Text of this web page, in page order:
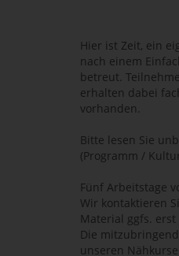
Hier ist Zeit, ein
nach einem
betreut.
erhalten dabei
vorhanden.
Bitte lesen Sie
(Programm /
Fünf Arbeitstage
Wir kontaktieren
Material ggfs.
Die
unseren